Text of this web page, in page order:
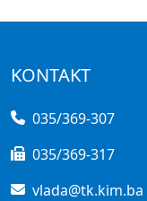
KONTAKT
035/369-307
035/369-317
vlada@tk.kim.ba